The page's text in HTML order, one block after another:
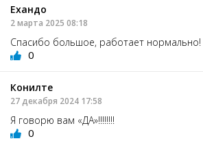
Ехандо
2 марта 2025 08:18
Спасибо большое, работает нормально!
0
Конилте
27 декабря 2024 17:58
Я говорю вам «ДА»!!!!!!!!
0